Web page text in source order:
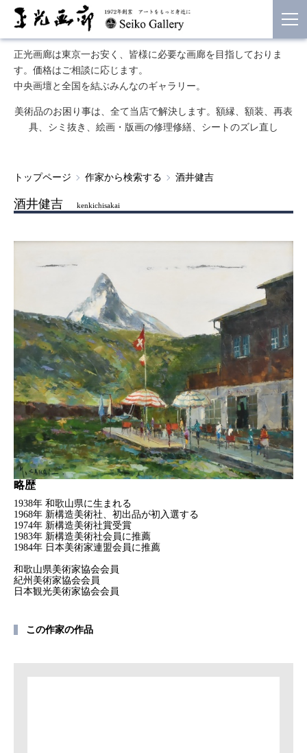
正光画廊は東京一お安く、皆様に必要な画廊を目指しておりま
す。価格はご相談に応じます。
中央画壇と全国を結ぶみんなのギャラリー。
美術品のお困り事は、全て当店で解決します。額縁、額装、再表
具、シミ抜き、絵画・版画の修理修繕、シートのズレ直し
トップページ 作家から検索する 酒井健吉
酒井健吉 kenkichisakai
略歴
1938年 和歌山県に生まれる
1968年 新構造美術社、初出品が初入選する
1974年 新構造美術社賞受賞
1983年 新構造美術社会員に推薦
1984年 日本美術家連盟会員に推薦
和歌山県美術家協会会員
紀州美術家協会会員
日本観光美術家協会会員
この作家の作品